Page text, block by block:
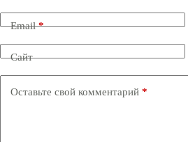
Email*
Сайт
Оставьте свой комментарий *